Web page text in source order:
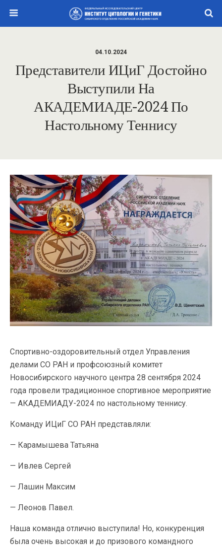
04.10.2024
Представители ИЦиГ Достойно
Выступили На
АКАДЕМИАДЕ-2024 По
Настольному Теннису
Спортивно-оздоровительный отдел Управления
делами СО РАН и профсоюзный комитет
Новосибирского научного центра 28 сентября 2024
года провели традиционное спортивное мероприятие
— АКАДЕМИАДУ-2024 по настольному теннису.
Команду ИЦиГ СО РАН представляли:
— Карамышева Татьяна
— Ивлев Сергей
— Лашин Максим
— Леонов Павел.
Наша команда отлично выступила! Но, конкуренция
была очень высокая и до призового командного